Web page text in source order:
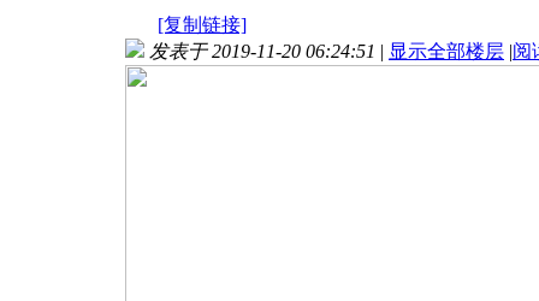
[复制链接]
发表于 2019-11-20 06:24:51 | 显示全部楼层 |阅